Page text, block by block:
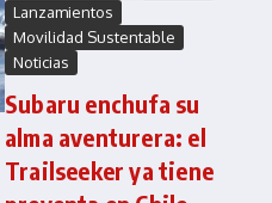
Lanzamientos
Movilidad Sustentable
Noticias
Subaru enchufa su
alma aventurera: el
Trailseeker ya tiene